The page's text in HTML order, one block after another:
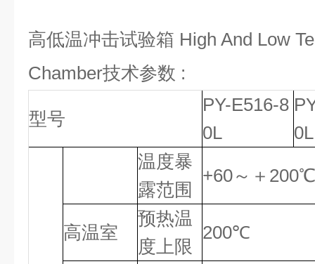
高低温冲击试验箱 High And Low
Chamber技术参数 :
型号
PY-E516-8
0L
0L
温度暴
露范围
+60～＋200℃
高温室
预热温
度上限
200℃